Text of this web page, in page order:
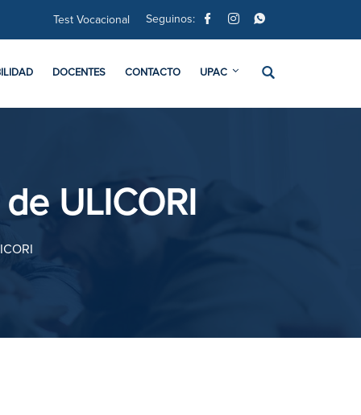
Test Vocacional Seguinos:
DOCENTES CONTACTO UPAC
ULICORI